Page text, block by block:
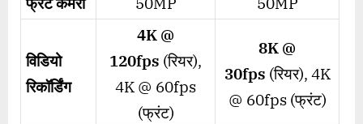
विडियो
रिकॉर्डिंग
4K @
120fps (रियर),
4K @ 60fps
(फ्रंट)
8K @
30fps (रियर), 4K
@ 60fps (फ्रंट)